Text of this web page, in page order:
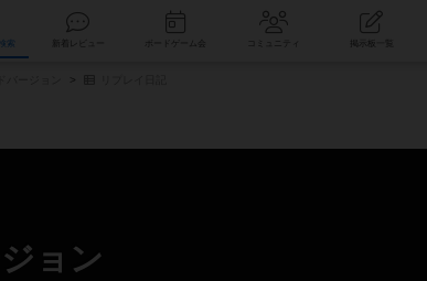
タベース コミュニティ
ョン